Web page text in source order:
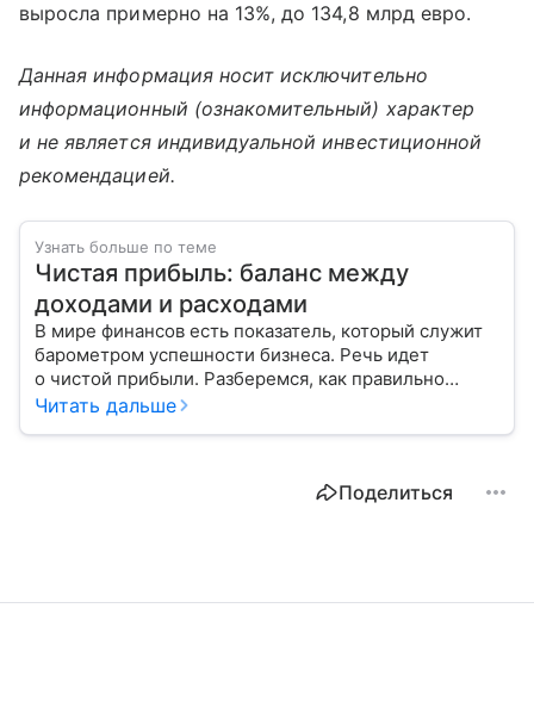
выросла примерно на 13%, до 134,8 млрд евро.
Данная информация носит исключительно
информационный (ознакомительный) характер
и не является индивидуальной инвестиционной
рекомендацией.
Узнать больше по теме
Чистая прибыль: баланс между
доходами и расходами
В мире финансов есть показатель, который служит
барометром успешности бизнеса. Речь идет
о чистой прибыли. Разберемся, как правильно
ее рассчитать и распределить.
Читать дальше
Поделиться